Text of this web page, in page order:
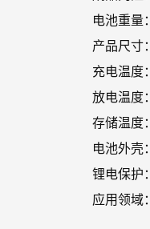
电池重量
产品尺寸
充电温度
放电温度
存储温度
电池外壳
锂电保护
应用领域